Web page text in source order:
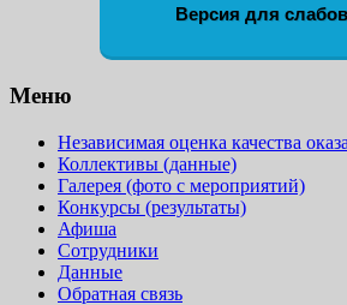
Версия для
Меню
Независимая оценка качества
Коллективы (данные)
Галерея (фото с мероприятий)
Конкурсы (результаты)
Афиша
Сотрудники
Данные
Обратная связь